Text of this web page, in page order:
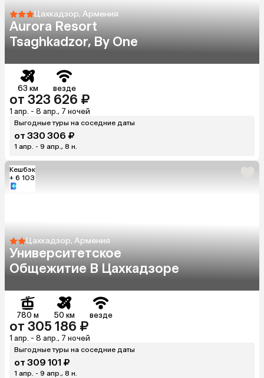
Цахкадзор, Армения
Aurora Resort
Tsaghkadzor, By One
63 км везде
от 323 626 ₽
1 апр. - 8 апр., 7 ночей
Выгодные туры на соседние даты
от 330 306 ₽
1 апр. - 9 апр., 8 н.
Кешбэк
+ 6 103
Цахкадзор, Армения
Университетское
Общежитие В Цахкадзоре
780 м 50 км везде
от 305 186 ₽
1 апр. - 8 апр., 7 ночей
Выгодные туры на соседние даты
от 309 101 ₽
1 апр. - 9 апр., 8 н.